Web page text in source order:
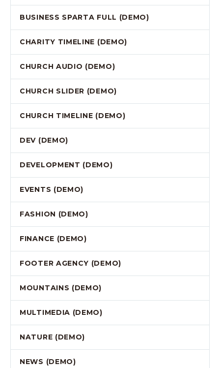
BUSINESS SPARTA FULL (DEMO)
CHARITY TIMELINE (DEMO)
CHURCH AUDIO (DEMO)
CHURCH SLIDER (DEMO)
CHURCH TIMELINE (DEMO)
DEV (DEMO)
DEVELOPMENT (DEMO)
EVENTS (DEMO)
FASHION (DEMO)
FINANCE (DEMO)
FOOTER AGENCY (DEMO)
MOUNTAINS (DEMO)
MULTIMEDIA (DEMO)
NATURE (DEMO)
NEWS (DEMO)